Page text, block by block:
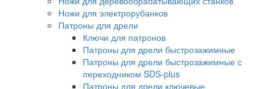
Ножи для электрорубанков
Патроны для дрели
Ключи для патронов
Патроны для дрели быстрозажимные
Патроны для дрели быстрозажимные с
переходником SDS-plus
Патроны для дрели ключевые